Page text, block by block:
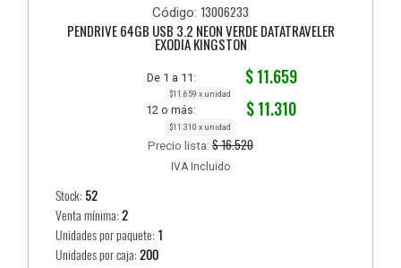
Código: 13006233
PENDRIVE 64GB USB 3.2 NEON VERDE DATATRAVELER
EXODIA KINGSTON
De 1 a 11: $ 11.659
$11.659 x unidad
12 o más: $ 11.310
$11.310 x unidad
Precio lista: $ 16.520
IVA Incluido
Stock: 52
Venta mínima:2
Unidades por paquete: 1
Unidades por caja:200